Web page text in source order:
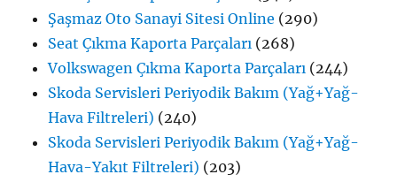
Şaşmaz Oto Sanayi Sitesi Online (290)
Seat Çıkma Kaporta Parçaları (268)
Volkswagen Çıkma Kaporta Parçaları (244)
Skoda Servisleri Periyodik Bakım (Yağ+Yağ-
Hava Filtreleri) (240)
Skoda Servisleri Periyodik Bakım (Yağ+Yağ-
Hava-Yakıt Filtreleri) (203)